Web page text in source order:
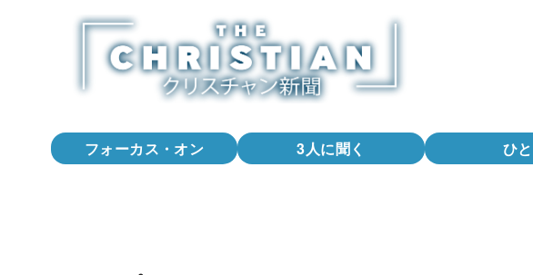
フォーカス・オン 3人に聞く ひと